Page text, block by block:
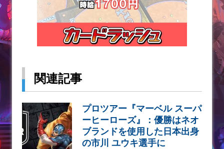
関連記事
プロツアー『マーベル スーパ
ーヒーローズ』：優勝はネオ
ブランドを使用した日本出身
の市川 ユウキ選手に